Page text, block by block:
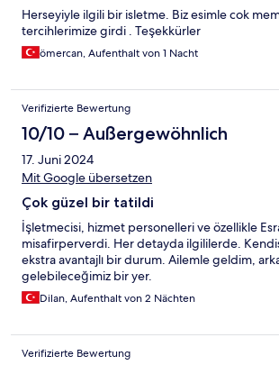
Herseyiyle ilgili bir isletme. Biz esimle cok
tercihlerimize girdi . Teşekkürler
ömercan, Aufenthalt von 1 Nacht
Verifizierte Bewertung
10/10 – Außergewöhnlich
17. Juni 2024
Mit Google übersetzen
Çok güzel bir tatildi
İşletmecisi, hizmet personelleri ve özellikle
misafirperverdi. Her detayda ilgililerde.
ekstra avantajlı bir durum. Ailemle geldim,
gelebileceğimiz bir yer.
Dilan, Aufenthalt von 2 Nächten
Verifizierte Bewertung